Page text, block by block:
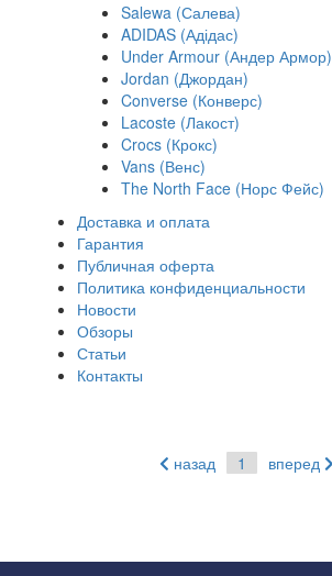
Salewa (Салева)
ADIDAS (Адідас)
Under Armour (Андер Армор)
Jordan (Джордан)
Converse (Конверс)
Lacoste (Лакост)
Crocs (Крокс)
Vans (Венс)
The North Face (Норс Фейс)
Доставка и оплата
Гарантия
Публичная оферта
Политика конфиденциальности
Новости
Обзоры
Статьи
Контакты
назад 1 вперед